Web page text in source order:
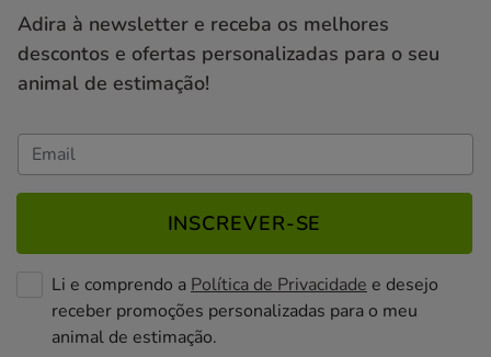
Adira à newsletter e receba os melhores
descontos e ofertas personalizadas para o seu
animal de estimação!
INSCREVER-SE
Li e comprendo a Política de Privacidade e desejo
receber promoções personalizadas para o meu
animal de estimação.